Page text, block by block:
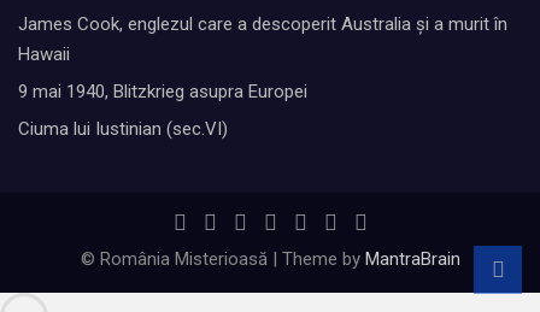
James Cook, englezul care a descoperit Australia și a murit în
Hawaii
9 mai 1940, Blitzkrieg asupra Europei
Ciuma lui Iustinian (sec.VI)
© România Misterioasă | Theme by MantraBrain